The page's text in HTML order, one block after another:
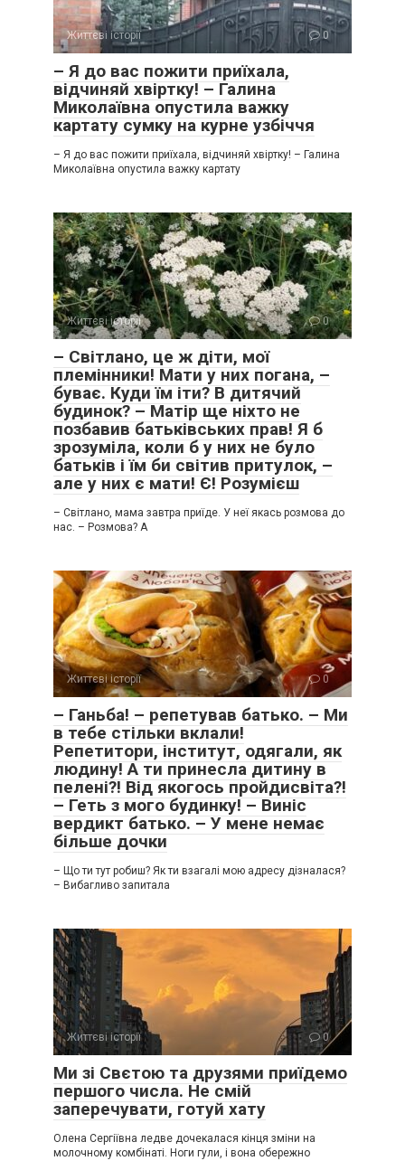
Життєві історії 0
– Я до вас пожити приїхала,
відчиняй хвіртку! – Галина
Миколаївна опустила важку
картату сумку на курне узбіччя
– Я до вас пожити приїхала, відчиняй хвіртку! – Галина
Миколаївна опустила важку картату
Життєві історії 0
– Світлано, це ж діти, мої
племінники! Мати у них погана, –
буває. Куди їм іти? В дитячий
будинок? – Матір ще ніхто не
позбавив батьківських прав! Я б
зрозуміла, коли б у них не було
батьків і їм би світив притулок, –
але у них є мати! Є! Розумієш
– Світлано, мама завтра приїде. У неї якась розмова до
нас. – Розмова? А
Життєві історії 0
– Ганьба! – репетував батько. – Ми
в тебе стільки вклали!
Репетитори, інститут, одягали, як
людину! А ти принесла дитину в
пелені?! Від якогось пройдисвіта?!
– Геть з мого будинку! – Виніс
вердикт батько. – У мене немає
більше дочки
– Що ти тут робиш? Як ти взагалі мою адресу дізналася?
– Вибагливо запитала
Життєві історії 0
Ми зі Свєтою та друзями приїдемо
першого числа. Не смій
заперечувати, готуй хату
Олена Сергіївна ледве дочекалася кінця зміни на
молочному комбінаті. Ноги гули, і вона обережно